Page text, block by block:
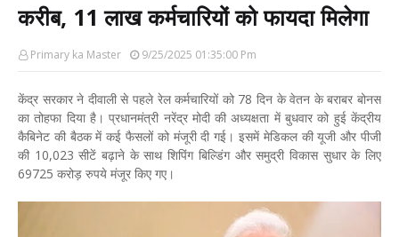
करीब, 11 लाख कर्मचारियों को फायदा मिलेगा
Primary ka Master 9/25/2025 01:35:00 Pm
केंद्र सरकार ने दीवाली से पहले रेल कर्मचारियों को 78 दिन के वेतन के बराबर बोनस
का तोहफा दिया है। प्रधानमंत्री नरेंद्र मोदी की अध्यक्षता में बुधवार को हुई केंद्रीय
कैबिनेट की बैठक में कई फैसलों को मंजूरी दी गई। इसमें मेडिकल की यूजी और पीजी
की 10,023 सीटें बढ़ाने के साथ शिपिंग बिल्डिंग और समुद्री विकास सुधार के लिए
69725 करोड़ रुपये मंजूर किए गए।